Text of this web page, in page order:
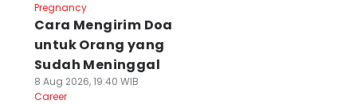
Pregnancy
Cara Mengirim Doa
untuk Orang yang
Sudah Meninggal
8 Aug 2026, 19:40 WIB
Career